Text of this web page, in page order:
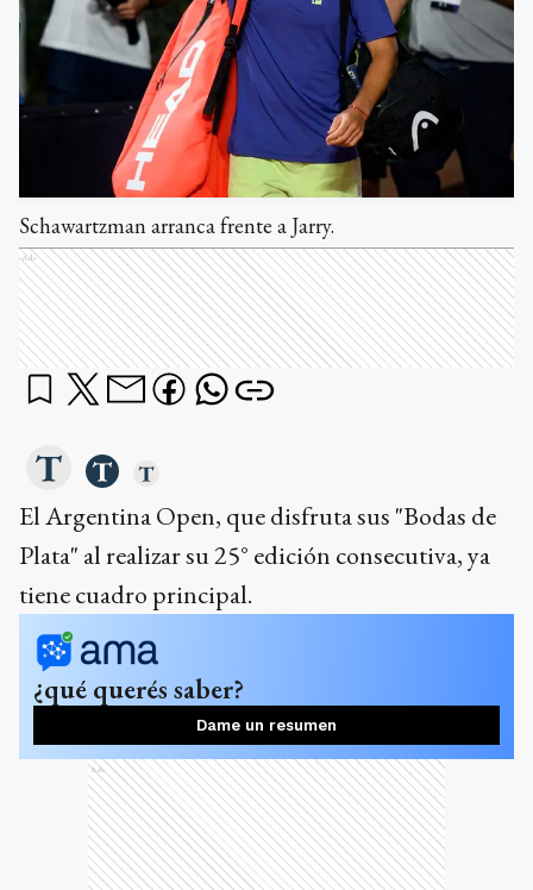
Schawartzman arranca frente a Jarry.
Ads
El Argentina Open, que disfruta sus "Bodas de
Plata" al realizar su 25° edición consecutiva, ya
tiene cuadro principal.
¿qué querés saber?
Dame un resumen
Ads